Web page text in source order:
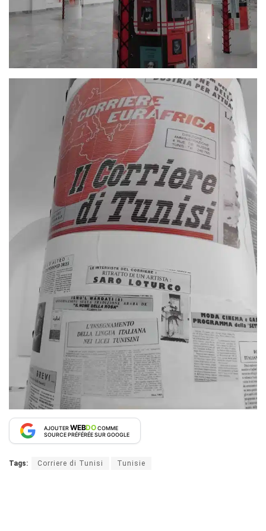
AJOUTERWEBDOCOMME
SOURCE PRÉFÉRÉE SUR GOOGLE
Tags: Corriere di Tunisi Tunisie